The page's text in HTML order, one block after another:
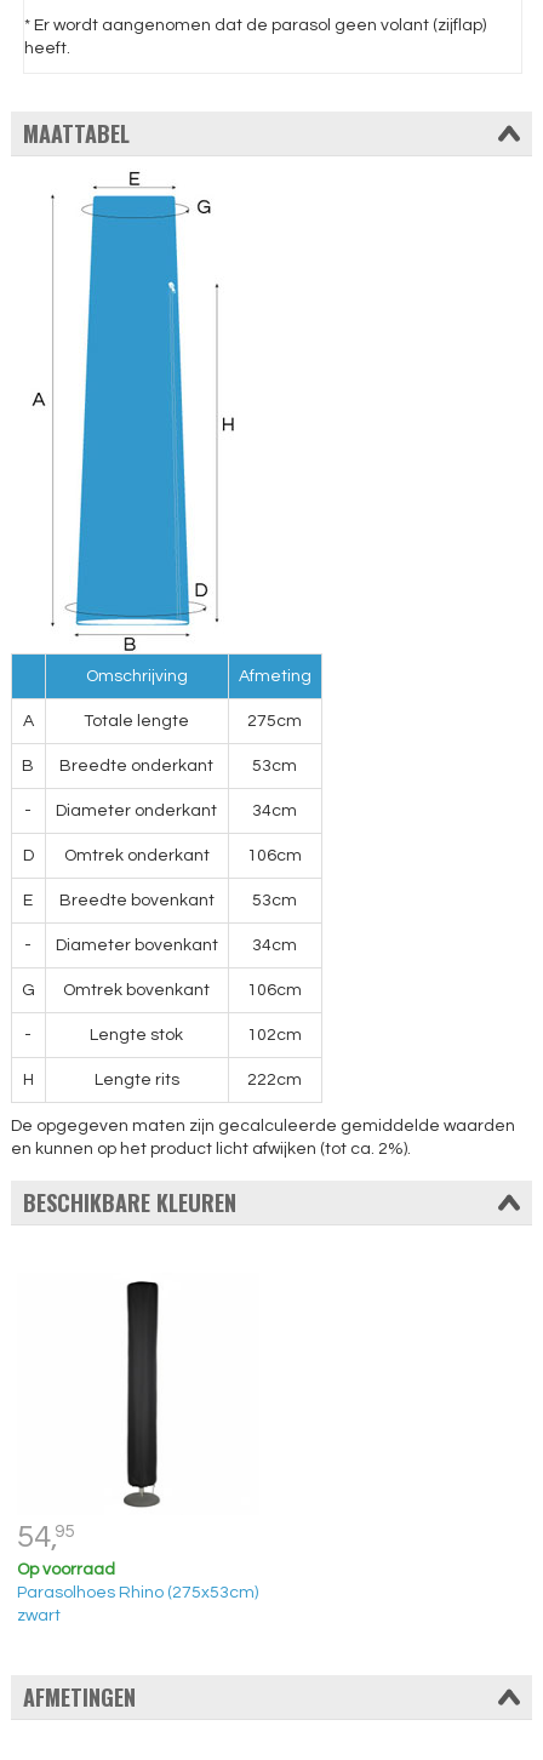
* Er wordt aangenomen dat de parasol geen volant (zijflap)
heeft.
MAATTABEL
Omschrijving Afmeting
A Totale lengte 275cm
B Breedte onderkant 53cm
- Diameter onderkant 34cm
D Omtrek onderkant 106cm
E Breedte bovenkant 53cm
- Diameter bovenkant 34cm
G Omtrek bovenkant 106cm
- Lengte stok 102cm
H Lengte rits 222cm
De opgegeven maten zijn gecalculeerde gemiddelde waarden
en kunnen op het product licht afwijken (tot ca. 2%).
BESCHIKBARE KLEUREN
54,95
Op voorraad
Parasolhoes Rhino (275x53cm)
zwart
AFMETINGEN